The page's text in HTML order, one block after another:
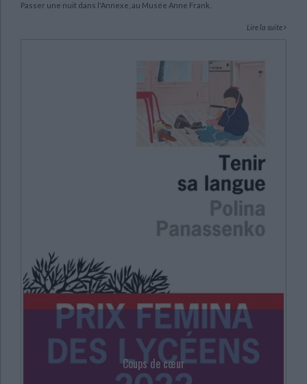
Passer une nuit dans l'Annexe, au Musée Anne Frank.
Lire la suite
Coups de cœur